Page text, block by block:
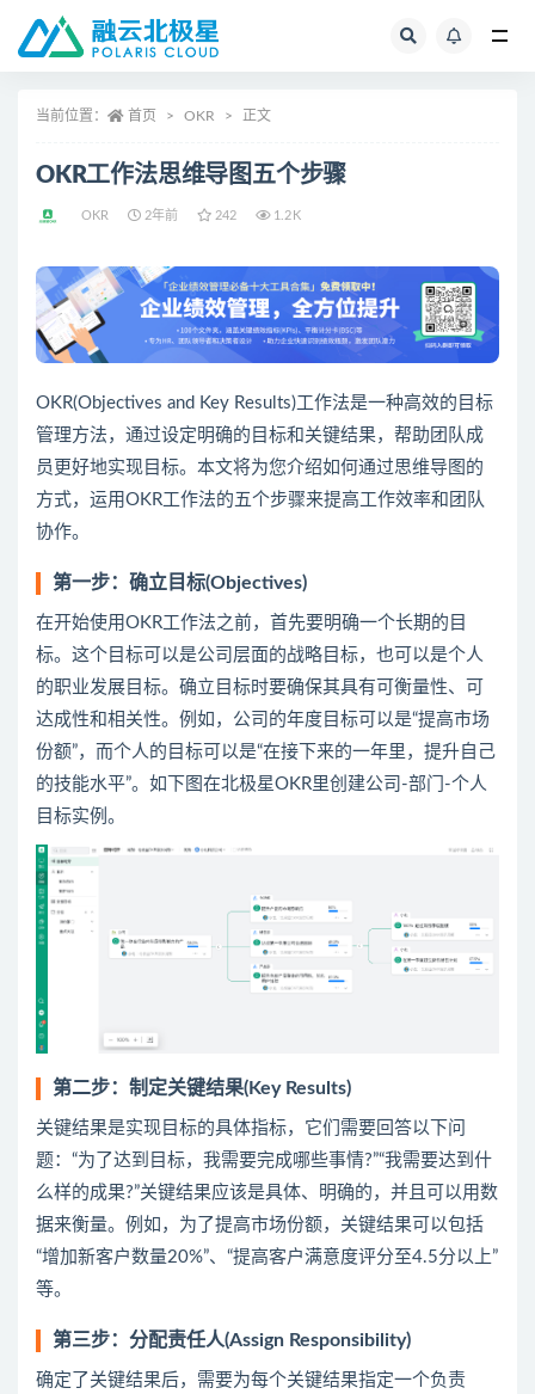
当前位置： 首页 OKR 正文
OKR工作法思维导图五个步骤
OKR 2年前 242 1.2K
OKR(Objectives and Key Results)工作法是一种高效的目标
管理方法，通过设定明确的目标和关键结果，帮助团队成
员更好地实现目标。本文将为您介绍如何通过思维导图的
方式，运用OKR工作法的五个步骤来提高工作效率和团队
协作。
第一步：确立目标(Objectives)
在开始使用OKR工作法之前，首先要明确一个长期的目
标。这个目标可以是公司层面的战略目标，也可以是个人
的职业发展目标。确立目标时要确保其具有可衡量性、可
达成性和相关性。例如，公司的年度目标可以是“提高市场
份额”，而个人的目标可以是“在接下来的一年里，提升自己
的技能水平”。如下图在北极星OKR里创建公司-部门-个人
目标实例。
第二步：制定关键结果(Key Results)
关键结果是实现目标的具体指标，它们需要回答以下问
题：“为了达到目标，我需要完成哪些事情?”“我需要达到什
么样的成果?”关键结果应该是具体、明确的，并且可以用数
据来衡量。例如，为了提高市场份额，关键结果可以包括
“增加新客户数量20%”、“提高客户满意度评分至4.5分以上”
等。
第三步：分配责任人(Assign Responsibility)
确定了关键结果后，需要为每个关键结果指定一个负责